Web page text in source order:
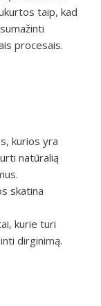
taip, kad
procesais.
kurios yra
natūralią
skatina
kurie turi
dirginimą.